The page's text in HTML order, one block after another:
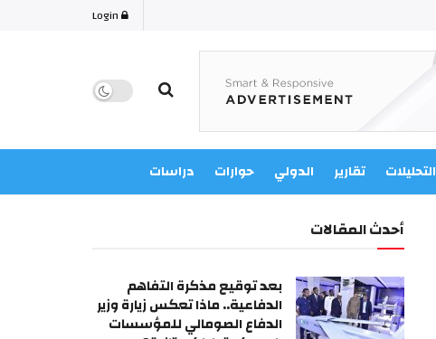
التحليلات تقارير الدولي حوارات دراسات
أحدث المقالات
بعد توقيع مذكرة التفاهم
الدفاعية.. ماذا تعكس زيارة وزير
الدفاع الصومالي للمؤسسات